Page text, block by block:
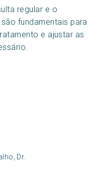
regular e o
fundamentais para
e ajustar as
Dr.